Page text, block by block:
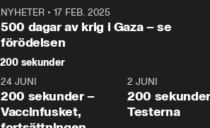
NYHETER • 17 FEB. 2025
500 dagar av krig i Gaza – se
förödelsen
200 sekunder
5:00
24 JUNI
200 sekunder –
Vaccinfusket,
2 JUNI
200
Testerna